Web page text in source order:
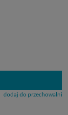
dodaj do przechowalni